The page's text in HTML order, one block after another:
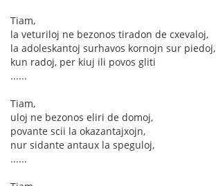
Tiam,
la veturiloj ne bezonos tiradon de cxevaloj,
la adoleskantoj surhavos kornojn sur piedoj,
kun radoj, per kiuj ili povos gliti
......
Tiam,
uloj ne bezonos eliri de domoj,
povante scii la okazantajxojn,
nur sidante antaux la speguloj,
......